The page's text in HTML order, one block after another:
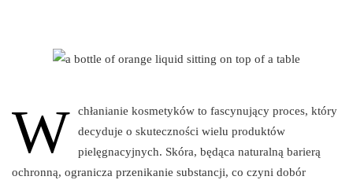
W
chłanianie kosmetyków to fascynujący proces, który
decyduje o skuteczności wielu produktów
pielęgnacyjnych. Skóra, będąca naturalną barierą
ochronną, ogranicza przenikanie substancji, co czyni dobór